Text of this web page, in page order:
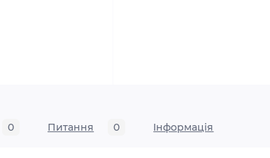
0 Питання 0 Iнформація